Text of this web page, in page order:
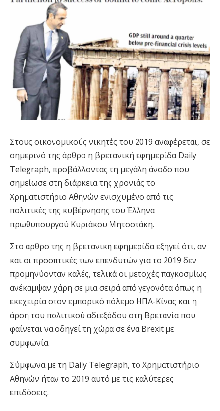
Στους οικονομικούς νικητές του 2019 αναφέρεται, σε
σημερινό της άρθρο η βρετανική εφημερίδα Daily
Telegraph, προβάλλοντας τη μεγάλη άνοδο που
σημείωσε στη διάρκεια της χρονιάς το
Χρηματιστήριο Αθηνών ενισχυμένο από τις
πολιτικές της κυβέρνησης του Έλληνα
πρωθυπουργού Κυριάκου Μητσοτάκη.
Στο άρθρο της η βρετανική εφημερίδα εξηγεί ότι, αν
και οι προοπτικές των επενδυτών για το 2019 δεν
προμηνύονταν καλές, τελικά οι μετοχές παγκοσμίως
ανέκαμψαν χάρη σε μια σειρά από γεγονότα όπως η
εκεχειρία στον εμπορικό πόλεμο ΗΠΑ-Κίνας και η
άρση του πολιτικού αδιεξόδου στη Βρετανία που
φαίνεται να οδηγεί τη χώρα σε ένα Brexit με
συμφωνία.
Σύμφωνα με τη Daily Telegraph, το Χρηματιστήριο
Αθηνών ήταν το 2019 αυτό με τις καλύτερες
επιδόσεις.